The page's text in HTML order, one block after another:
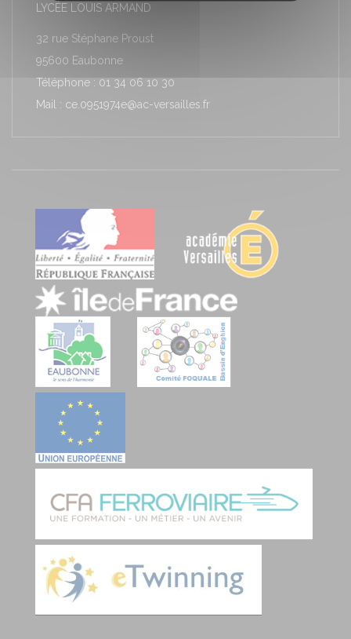
LYCÉE LOUIS ARMAND
32 rue Stéphane Proust
95600 Eaubonne
Téléphone : 01 34 06 10 30
Mail : ce.0951974e@ac-versailles.fr